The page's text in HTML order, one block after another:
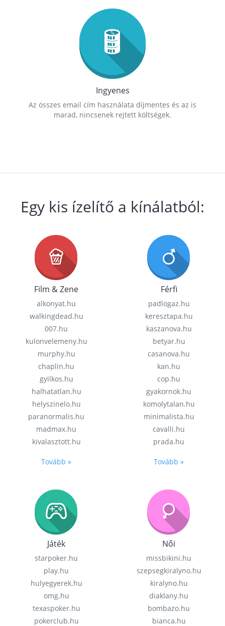
Ingyenes
Az összes email cím használata díjmentes és az is
marad, nincsenek rejtett költségek.
Egy kis ízelítő a kínálatból:
Film & Zene
alkonyat.hu
walkingdead.hu
007.hu
kulonvelemeny.hu
murphy.hu
chaplin.hu
gyilkos.hu
halhatatlan.hu
helyszinelo.hu
paranormalis.hu
madmax.hu
kivalasztott.hu
Tovább »
Férfi
padlogaz.hu
keresztapa.hu
kaszanova.hu
betyar.hu
casanova.hu
kan.hu
cop.hu
gyakornok.hu
komolytalan.hu
minimalista.hu
cavalli.hu
prada.hu
Tovább »
Játék
starpoker.hu
play.hu
hulyegyerek.hu
omg.hu
texaspoker.hu
pokerclub.hu
Női
missbikini.hu
szepsegkiralyno.hu
kiralyno.hu
diaklany.hu
bombazo.hu
bianca.hu